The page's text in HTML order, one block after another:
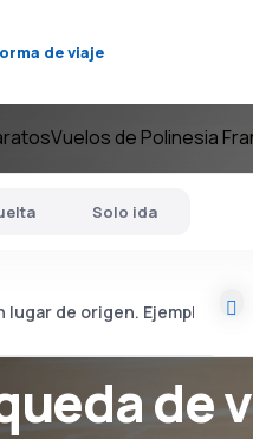
de viaje
Vuelos de Polinesia
de
Solo ida